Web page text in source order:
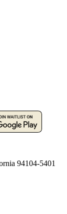
94104-5401